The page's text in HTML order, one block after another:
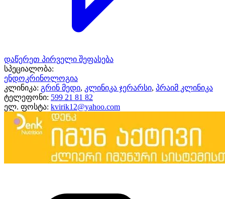
დაწერეთ პირველი შეფასება
სპეციალობა:
ენდოკრინოლოგია
კლინიკა: გრინ მედი, კლინიკა ჯერარსი, პრაიმ კლინიკა
ტელეფონი: 599 21 81 82
ელ. ფოსტა: kvirik12@yahoo.com